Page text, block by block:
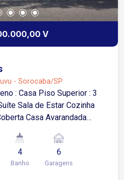
V
- Sorocaba/SP
: 3
Cozinha
4
Banho
6
Garagens